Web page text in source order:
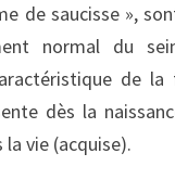
de saucisse »,
normal du
de la
dès la
vie (acquise).